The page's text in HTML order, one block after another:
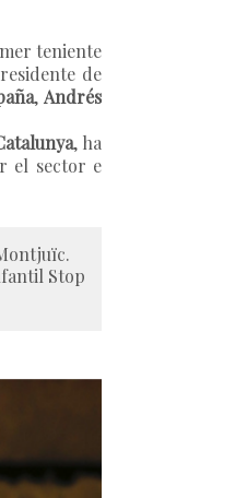
teniente
de
,Andrés
, ha
el sector e
Stop